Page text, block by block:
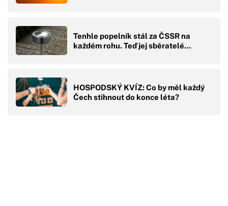
Tenhle popelník stál za ČSSR na
každém rohu. Teď jej sběratelé…
HOSPODSKÝ KVÍZ: Co by měl každý
Čech stihnout do konce léta?